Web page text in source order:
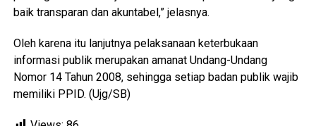
baik transparan dan akuntabel,” jelasnya.
Oleh karena itu lanjutnya pelaksanaan keterbukaan
informasi publik merupakan amanat Undang-Undang
Nomor 14 Tahun 2008, sehingga setiap badan publik wajib
memiliki PPID. (Ujg/SB)